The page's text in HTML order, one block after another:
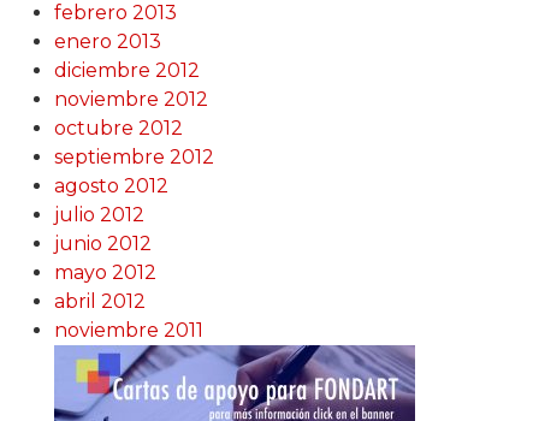
febrero 2013
enero 2013
diciembre 2012
noviembre 2012
octubre 2012
septiembre 2012
agosto 2012
julio 2012
junio 2012
mayo 2012
abril 2012
noviembre 2011